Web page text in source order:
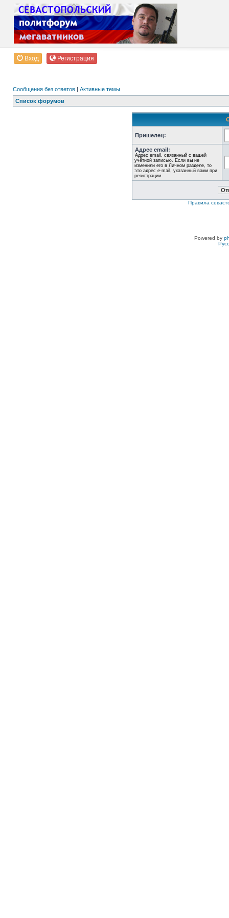
Вход Регистрация
Сообщения без ответов | Активные темы
Список форумов
Пришелец:
Адрес email:
Адрес email, связанный с вашей
учётной записью. Если вы не
изменили его в Личном разделе, то
это адрес e-mail, указанный вами при
регистрации.
Правила
Powered by